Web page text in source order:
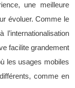
une meilleure
évoluer. Comme le
facilite grandement
les usages mobiles
comme en